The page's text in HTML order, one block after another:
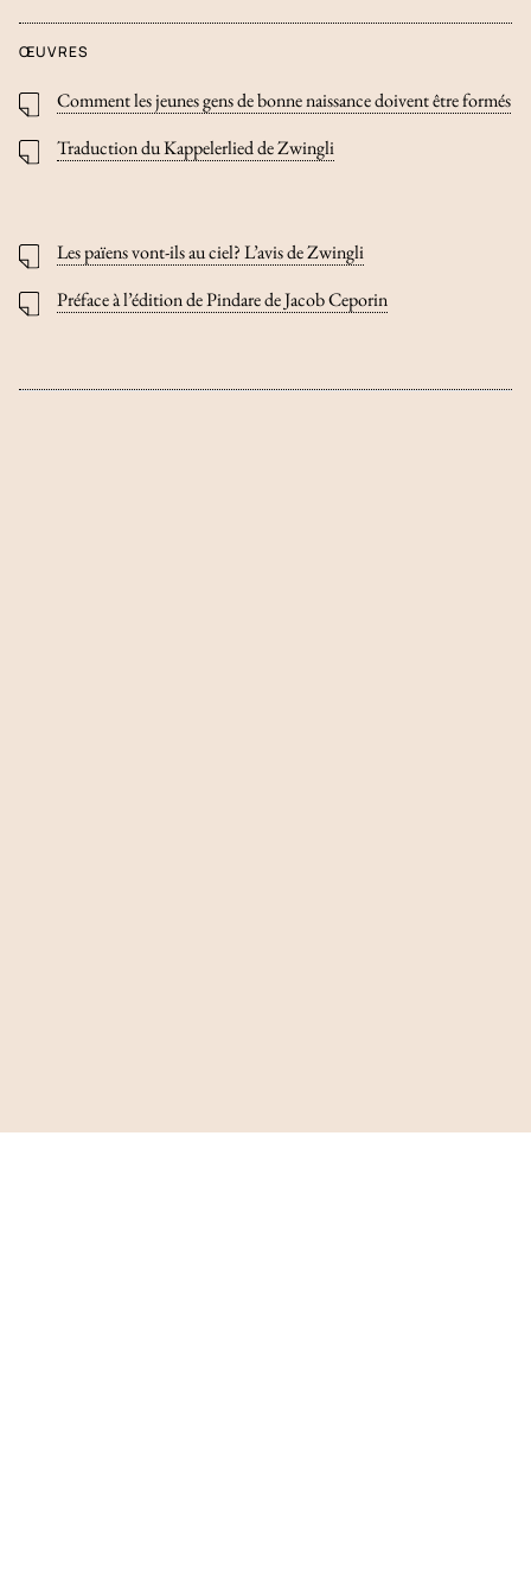
ŒUVRES
Comment les jeunes gens de bonne naissance doivent être formés
Traduction du Kappelerlied de Zwingli
Les païens vont-ils au ciel? L’avis de Zwingli
Préface à l’édition de Pindare de Jacob Ceporin